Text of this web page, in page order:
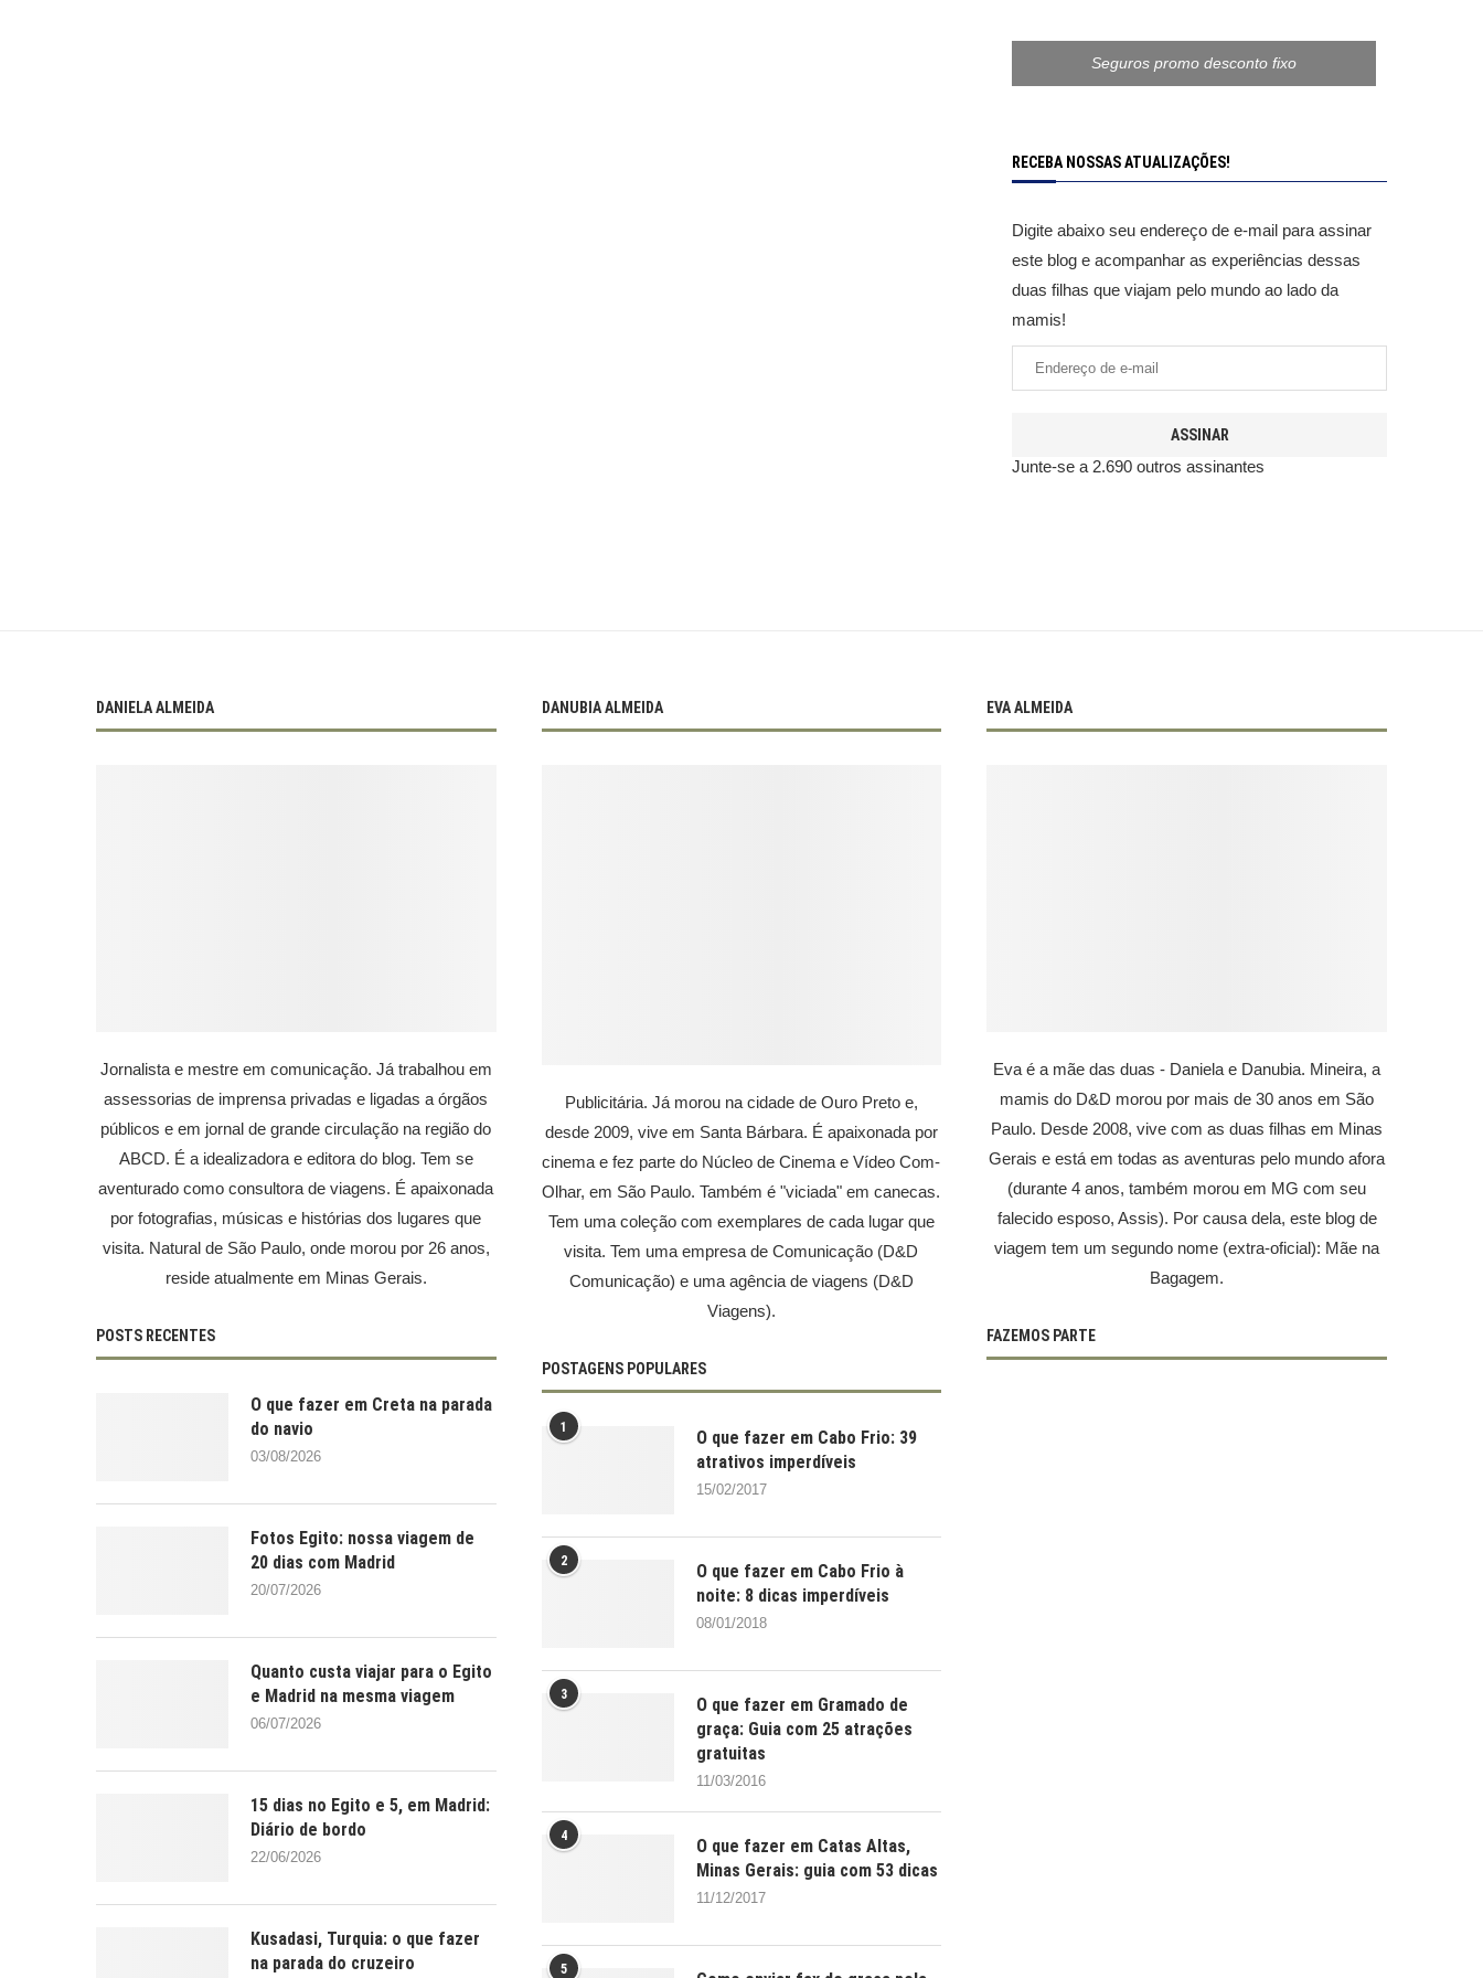
Seguros promo desconto fixo
RECEBA NOSSAS ATUALIZAÇÕES!
Digite abaixo seu endereço de e-mail para assinar
este blog e acompanhar as experiências dessas
duas filhas que viajam pelo mundo ao lado da
mamis!
ASSINAR
Junte-se a 2.690 outros assinantes
DANIELA ALMEIDA
Jornalista e mestre em comunicação. Já trabalhou em
assessorias de imprensa privadas e ligadas a órgãos
públicos e em jornal de grande circulação na região do
ABCD. É a idealizadora e editora do blog. Tem se
aventurado como consultora de viagens. É apaixonada
por fotografias, músicas e histórias dos lugares que
visita. Natural de São Paulo, onde morou por 26 anos,
reside atualmente em Minas Gerais.
POSTS RECENTES
O que fazer em Creta na parada
do navio
03/08/2026
Fotos Egito: nossa viagem de
20 dias com Madrid
20/07/2026
Quanto custa viajar para o Egito
e Madrid na mesma viagem
06/07/2026
15 dias no Egito e 5, em Madrid:
Diário de bordo
22/06/2026
Kusadasi, Turquia: o que fazer
na parada do cruzeiro
DANUBIA ALMEIDA
Publicitária. Já morou na cidade de Ouro Preto e,
desde 2009, vive em Santa Bárbara. É apaixonada por
cinema e fez parte do Núcleo de Cinema e Vídeo Com-
Olhar, em São Paulo. Também é "viciada" em canecas.
Tem uma coleção com exemplares de cada lugar que
visita. Tem uma empresa de Comunicação (D&D
Comunicação) e uma agência de viagens (D&D
Viagens).
POSTAGENS POPULARES
1
O que fazer em Cabo Frio: 39
atrativos imperdíveis
15/02/2017
2
O que fazer em Cabo Frio à
noite: 8 dicas imperdíveis
08/01/2018
3
O que fazer em Gramado de
graça: Guia com 25 atrações
gratuitas
11/03/2016
4
O que fazer em Catas Altas,
Minas Gerais: guia com 53 dicas
11/12/2017
5
EVA ALMEIDA
Eva é a mãe das duas - Daniela e Danubia. Mineira, a
mamis do D&D morou por mais de 30 anos em São
Paulo. Desde 2008, vive com as duas filhas em Minas
Gerais e está em todas as aventuras pelo mundo afora
(durante 4 anos, também morou em MG com seu
falecido esposo, Assis). Por causa dela, este blog de
viagem tem um segundo nome (extra-oficial): Mãe na
Bagagem.
FAZEMOS PARTE